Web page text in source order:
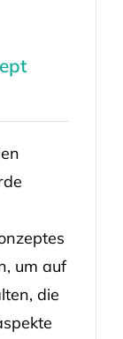
um auf
die